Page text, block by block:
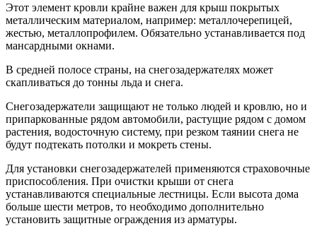
Этот элемент кровли крайне важен для крыш покрытых
металлическим материалом, например: металлочерепицей,
жестью, металлопрофилем. Обязательно устанавливается под
мансардными окнами.
В средней полосе страны, на снегозадержателях может
скапливаться до тонны льда и снега.
Снегозадержатели защищают не только людей и кровлю, но и
припаркованные рядом автомобили, растущие рядом с домом
растения, водосточную систему, при резком таянии снега не
будут подтекать потолки и мокреть стены.
Для установки снегозадержателей применяются страховочные
приспособления. При очистки крыши от снега
устанавливаются специальные лестницы. Если высота дома
больше шести метров, то необходимо дополнительно
установить защитные ограждения из арматуры.